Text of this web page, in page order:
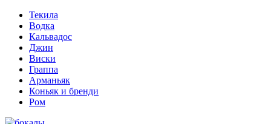
Текила
Водка
Кальвадос
Джин
Виски
Граппа
Арманьяк
Коньяк и бренди
Ром